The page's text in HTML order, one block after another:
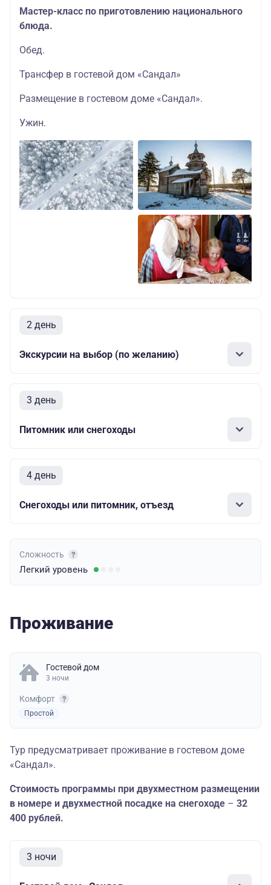
Мастер-класс по приготовлению национального
блюда.
Обед.
Трансфер в гостевой дом «Сандал»
Размещение в гостевом доме «Сандал».
Ужин.
2 день
Экскурсии на выбор (по желанию)
3 день
Питомник или снегоходы
4 день
Снегоходы или питомник, отъезд
Сложность
Легкий уровень
Проживание
Гостевой дом
3 ночи
Комфорт
Простой
Тур предусматривает проживание в гостевом доме
«Сандал».
Стоимость программы при двухместном размещении
в номере и двухместной посадке на снегоходе – 32
400 рублей.
3 ночи